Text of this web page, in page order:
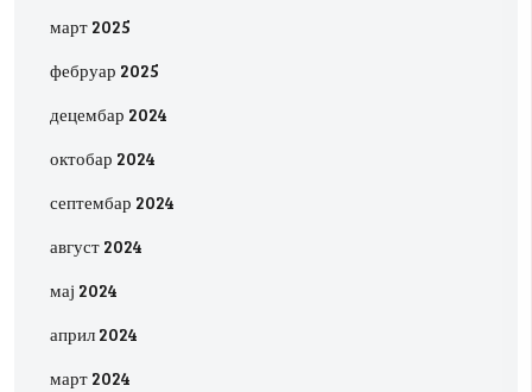
март 2025
фебруар 2025
децембар 2024
октобар 2024
септембар 2024
август 2024
мај 2024
април 2024
март 2024